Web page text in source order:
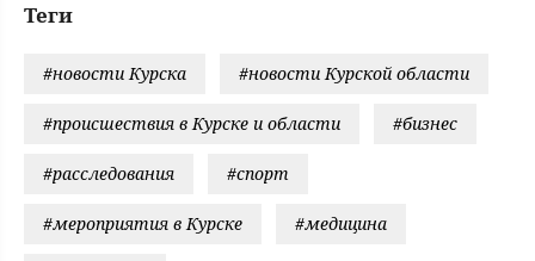
Теги
#новости Курска #новости Курской области
#происшествия в Курске и области #бизнес
#расследования #спорт
#мероприятия в Курске #медицина